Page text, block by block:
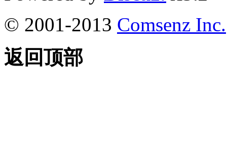
© 2001-2013 Comsenz Inc.
返回顶部